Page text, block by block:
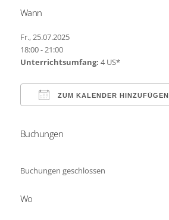
Wann
Fr., 25.07.2025
18:00 - 21:00
Unterrichtsumfang: 4 US*
ZUM KALENDER HINZUFÜGEN
ICS herunterladen
Buchungen
Buchungen geschlossen
Wo